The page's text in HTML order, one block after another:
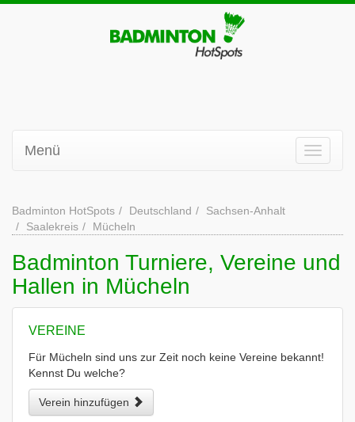
Menü
Badminton HotSpots Deutschland
Sachsen-Anhalt
Saalekreis
Mücheln
Badminton Turniere, Vereine und
Hallen in Mücheln
VEREINE
Für Mücheln sind uns zur Zeit noch keine Vereine bekannt!
Kennst Du welche?
Verein hinzufügen